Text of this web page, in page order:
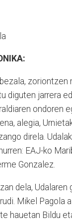
diguten jarrera
ondoren
alegia,
direla.
EAJ-ko
Gonzalez.
dela,
Mikel Pagola
hauetan Bildu